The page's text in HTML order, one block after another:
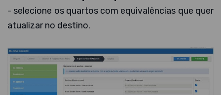
- selecione os quartos com equivalências que quer
atualizar no destino.